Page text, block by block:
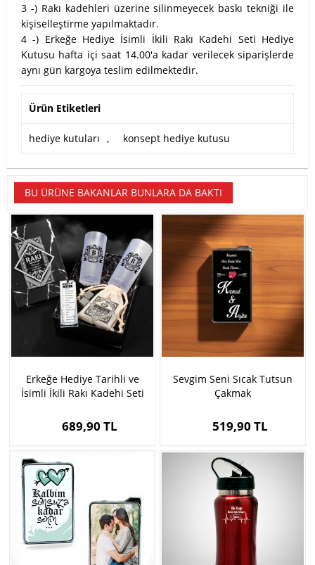
3 -) Rakı kadehleri üzerine silinmeyecek baskı tekniği ile
kişiselleştirme yapılmaktadır.
4 -) Erkeğe Hediye İsimli İkili Rakı Kadehi Seti Hediye
Kutusu hafta içi saat 14.00'a kadar verilecek siparişlerde
aynı gün kargoya teslim edilmektedir.
Ürün Etiketleri
hediye kutuları , konsept hediye kutusu
BU ÜRÜNE BAKANLAR BUNLARA DA BAKTI
Erkeğe Hediye Tarihli ve
İsimli İkili Rakı Kadehi Seti
689,90 TL
Sevgim Seni Sıcak Tutsun
Çakmak
519,90 TL